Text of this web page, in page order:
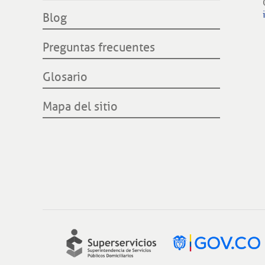
CREG
Filiales internacionales
comercializador y conexión a la red.
Blog
Preguntas frecuentes
Glosario
Mapa del sitio